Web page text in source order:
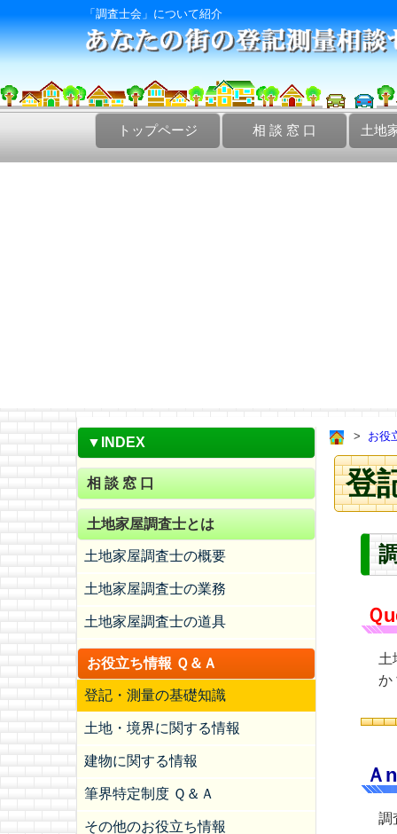
「調査士会」について紹介
トップページ 相 談 窓 口 土地
▼INDEX
相 談 窓 口
土地家屋調査士とは
土地家屋調査士の概要
土地家屋調査士の業務
土地家屋調査士の道具
お役立ち情報 Ｑ＆Ａ
登記・測量の基礎知識
土地・境界に関する情報
建物に関する情報
筆界特定制度 Ｑ＆Ａ
その他のお役立ち情報
お役
登
Ｑ
土
か
Ａ
調